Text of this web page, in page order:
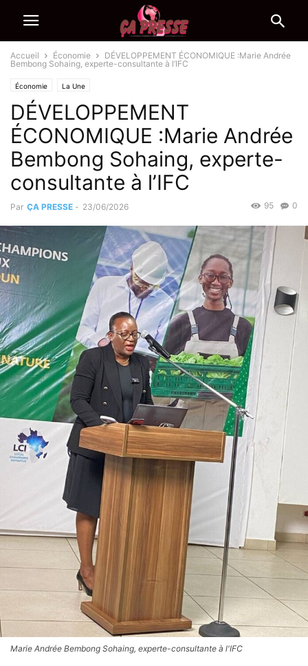
Accueil Économie
DÉVELOPPEMENT ÉCONOMIQUE :Marie Andrée
Bembong Sohaing, experte-consultante à l’IFC
Économie La Une
DÉVELOPPEMENT
ÉCONOMIQUE :Marie Andrée
Bembong Sohaing, experte-
consultante à l’IFC
Par ÇA PRESSE - 23/06/2026 0
95
Marie Andrée Bembong Sohaing, experte-consultante à l'IFC